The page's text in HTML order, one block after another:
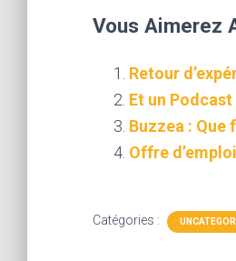
Vous Aimerez
Retour
Et un
Buzzea : Que
Offre
Catégories :